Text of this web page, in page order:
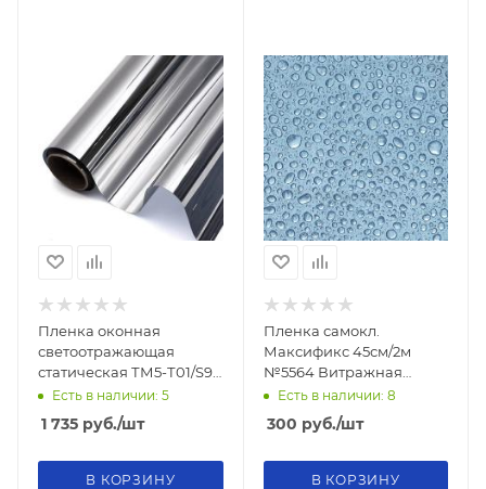
Пленка оконная
светоотражающая
статическая ТМ5-Т01/S90
серебро
Есть в наличии: 5
1 735 руб./шт
В КОРЗИНУ
Пленка самокл.
Максификс 45см/2м
№5564 Витражная
капля
Есть в наличии: 8
300 руб./шт
В КОРЗИНУ